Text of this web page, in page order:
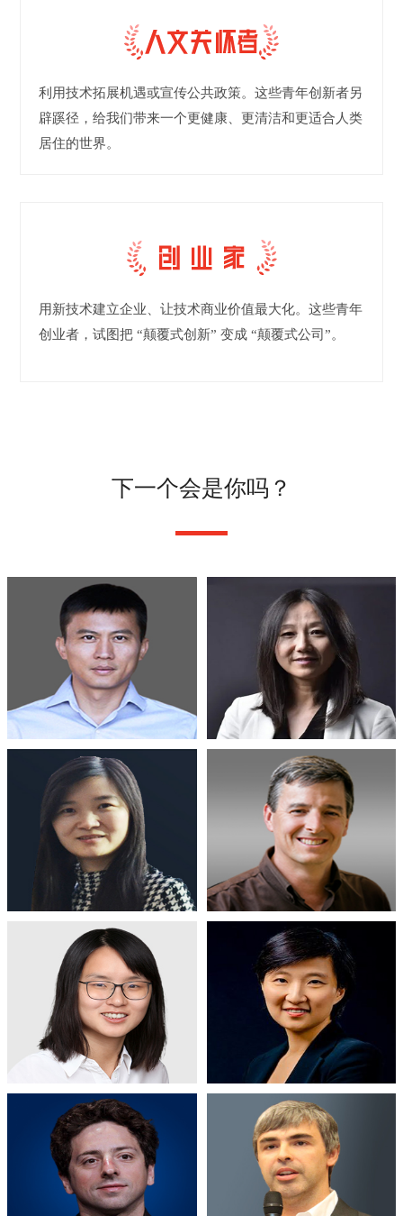
利用技术拓展机遇或宣传公共政策。这些青年创新者另
辟蹊径，给我们带来一个更健康、更清洁和更适合人类
居住的世界。
用新技术建立企业、让技术商业价值最大化。这些青年
创业者，试图把 “颠覆式创新” 变成 “颠覆式公司”。
下一个会是你吗？